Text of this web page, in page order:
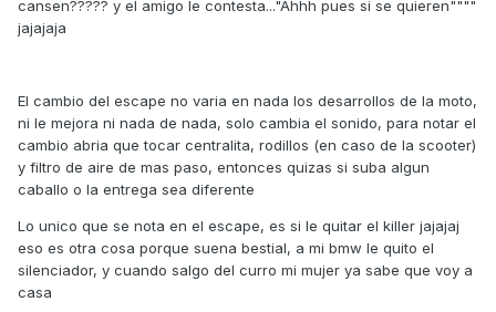
cansen????? y el amigo le contesta..."Ahhh pues si se quieren""""
jajajaja
El cambio del escape no varia en nada los desarrollos de la moto,
ni le mejora ni nada de nada, solo cambia el sonido, para notar el
cambio abria que tocar centralita, rodillos (en caso de la scooter)
y filtro de aire de mas paso, entonces quizas si suba algun
caballo o la entrega sea diferente
Lo unico que se nota en el escape, es si le quitar el killer jajajaj
eso es otra cosa porque suena bestial, a mi bmw le quito el
silenciador, y cuando salgo del curro mi mujer ya sabe que voy a
casa